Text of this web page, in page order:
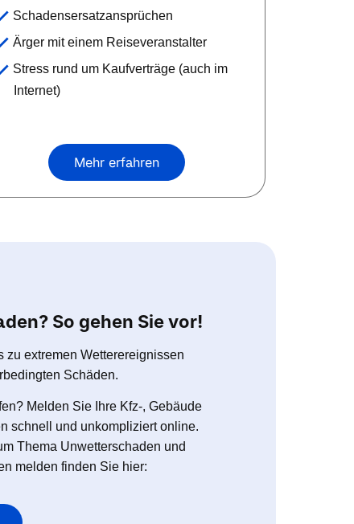
Schadensersatzansprüchen
Ärger mit einem Reiseveranstalter
Stress rund um Kaufverträge (auch im
Internet)
Mehr erfahren
So gehen Sie vor!
zu extremen Wetterereignissen
Schäden.
Melden Sie Ihre Kfz-, Gebäude
schnell und unkompliziert online.
Thema Unwetterschaden und
melden finden Sie hier: